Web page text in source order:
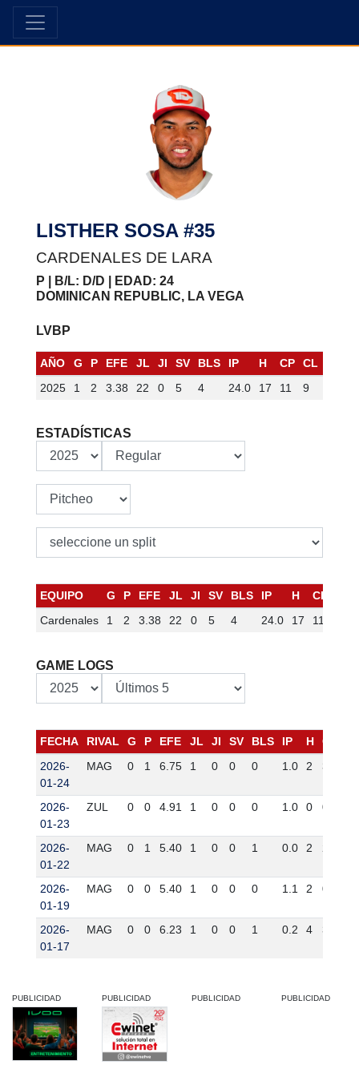
LISTHER SOSA #35
CARDENALES DE LARA
P | B/L: D/D | EDAD: 24
DOMINICAN REPUBLIC, LA VEGA
LVBP
AÑO G P EFE JL JI SV BLS IP H CP CL
2025
1 2 3.38 22 0 5 4 24.0 17 11 9
ESTADÍSTICAS
EQUIPO G P EFE JL JI SV BLS IP H CP
Cardenales
1 2 3.38 22 0 5 4 24.0 17 11
GAME LOGS
FECHA RIVAL G P EFE JL JI SV BLS IP H CP
2026-
01-24
MAG 0 1 6.75 1 0 0 0 1.0 2 3
2026-
01-23
ZUL 0 0 4.91 1 0 0 0 1.0 0 0
2026-
01-22
MAG 0 1 5.40 1 0 0 1 0.0 2
2026-
01-19
MAG 0 0 5.40 1 0 0 0 1.1 2 0
2026-
01-17
MAG 0 0 6.23 1 0 0 1 0.2 4 3
PUBLICIDAD PUBLICIDAD PUBLICIDAD PUBLICIDAD